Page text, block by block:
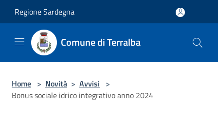
Regione Sardegna
Comune di Terralba
Home > Novità > Avvisi >
Bonus sociale idrico integrativo anno 2024